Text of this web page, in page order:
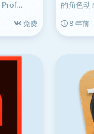
Prof...
免费
的角色动
8 年前